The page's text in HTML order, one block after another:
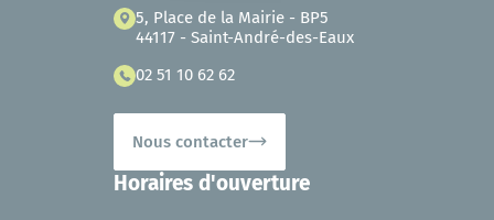
5, Place de la Mairie - BP5
44117 - Saint-André-des-Eaux
02 51 10 62 62
Nous contacter
Horaires d'ouverture